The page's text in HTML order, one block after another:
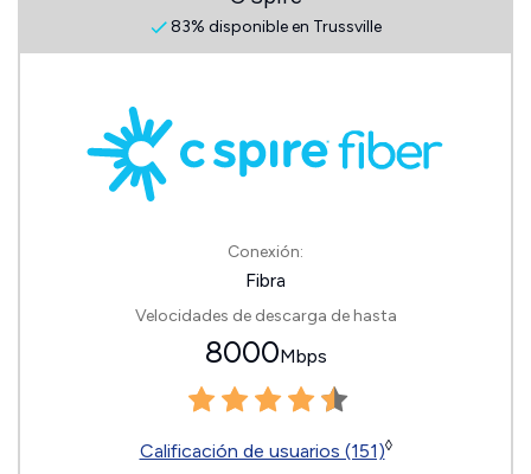
83% disponible en Trussville
Conexión:
Fibra
Velocidades de descarga de hasta
8000Mbps
Calificación de usuarios (151)◊